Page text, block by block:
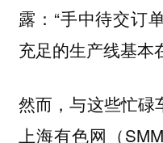
露：“手中待交订
充足的生产线基本
然而，与这些忙碌
上海有色网（